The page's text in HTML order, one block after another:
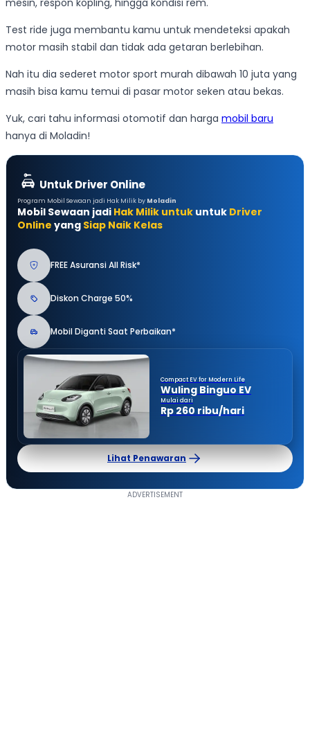
mesin, respon kopling, hingga kondisi rem.
Test ride juga membantu kamu untuk mendeteksi apakah
motor masih stabil dan tidak ada getaran berlebihan.
Nah itu dia sederet motor sport murah dibawah 10 juta yang
masih bisa kamu temui di pasar motor seken atau bekas.
Yuk, cari tahu informasi otomotif dan harga mobil baru
hanya di Moladin!
Untuk Driver Online
Program Mobil Sewaan jadi Hak Milik by Moladin
Mobil Sewaan jadi Hak Milik untuk untuk Driver
Online yang Siap Naik Kelas
FREE Asuransi All Risk*
Diskon Charge 50%
Mobil Diganti Saat Perbaikan*
Compact EV for Modern Life
Wuling Binguo EV
Mulai dari
Rp 260 ribu/hari
Lihat Penawaran